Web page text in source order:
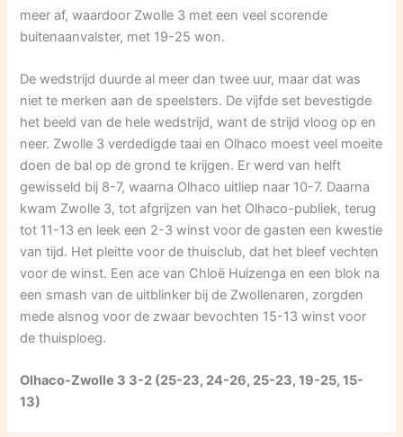
meer af, waardoor Zwolle 3 met een veel scorende
buitenaanvalster, met 19-25 won.
De wedstrijd duurde al meer dan twee uur, maar dat was
niet te merken aan de speelsters. De vijfde set bevestigde
het beeld van de hele wedstrijd, want de strijd vloog op en
neer. Zwolle 3 verdedigde taai en Olhaco moest veel moeite
doen de bal op de grond te krijgen. Er werd van helft
gewisseld bij 8-7, waarna Olhaco uitliep naar 10-7. Daarna
kwam Zwolle 3, tot afgrijzen van het Olhaco-publiek, terug
tot 11-13 en leek een 2-3 winst voor de gasten een kwestie
van tijd. Het pleitte voor de thuisclub, dat het bleef vechten
voor de winst. Een ace van Chloë Huizenga en een blok na
een smash van de uitblinker bij de Zwollenaren, zorgden
mede alsnog voor de zwaar bevochten 15-13 winst voor
de thuisploeg.
Olhaco-Zwolle 3 3-2 (25-23, 24-26, 25-23, 19-25, 15-
13)